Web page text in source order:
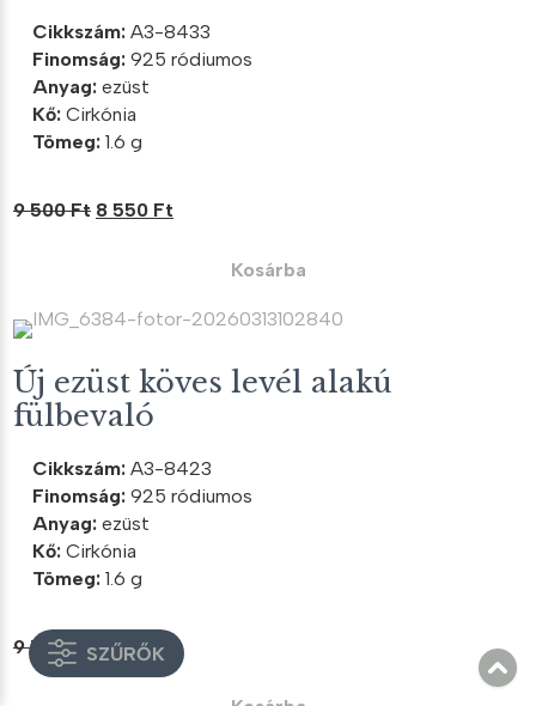
SZŰRŐK
Cikkszám: A3-8433
Finomság: 925 ródiumos
Anyag: ezüst
Kő: Cirkónia
Tömeg: 1.6 g
9 500Ft Original
500 Ft.
8 550 Ft
550 Ft.
Kosárba
Új ezüst köves levél alakú
fülbevaló
Cikkszám: A3-8423
Finomság: 925 ródiumos
Anyag: ezüst
Kő: Cirkónia
Tömeg: 1.6 g
9 500FtOriginal
price
8 550Ft Current
price